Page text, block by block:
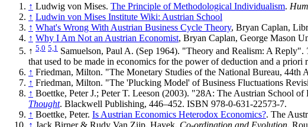
↑ Ludwig von Mises. The Principle of Methodological Individualism.
↑ Ludwin von Mises Institute Wiki: Austrian School
↑ What's Wrong With Austrian Business Cycle Theory, Bryan Caplan,
↑ Why I Am Not an Austrian Economist, Bryan Caplan, George Mason
↑ 5,0 5,1 Samuelson, Paul A. (Sep 1964). "Theory and Realism: A Reply".
that used to be made in economics for the power of deduction and a
↑ Friedman, Milton. "The Monetary Studies of the National Bureau, 44th
↑ Friedman, Milton. "The 'Plucking Model' of Business Fluctuations
↑ Boettke, Peter J.; Peter T. Leeson (2003). "28A: The Austrian School
Thought. Blackwell Publishing, 446–452. ISBN 978-0-631-22573-7.
↑ Boettke, Peter. Is Austrian Economics Heterodox Economics?. The